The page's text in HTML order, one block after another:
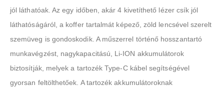
jól láthatóak. Az egy időben, akár 4 kivetíthető lézer csík jól
láthatóságáról, a koffer tartalmát képező, zöld lencsével szerelt
szemüveg is gondoskodik. A műszerrel történő hosszantartó
munkavégzést, nagykapacitású, Li-ION akkumulátorok
biztosítják, melyek a tartozék Type-C kábel segítségével
gyorsan feltölthetőek. A tartozék akkumulátoroknak